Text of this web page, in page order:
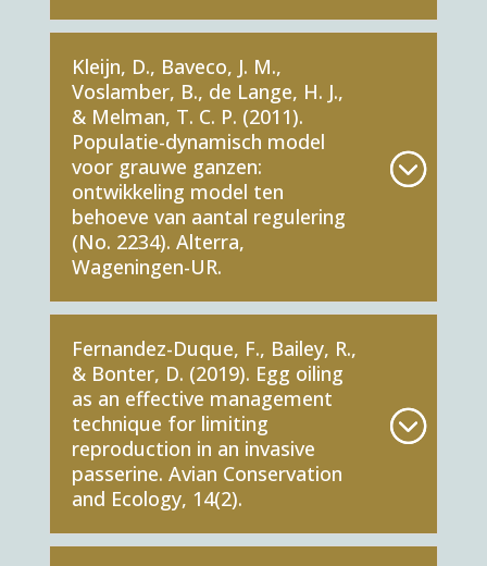
Kleijn, D., Baveco, J. M.,
Voslamber, B., de Lange, H. J.,
& Melman, T. C. P. (2011).
Populatie-dynamisch model
voor grauwe ganzen:
ontwikkeling model ten
behoeve van aantal regulering
(No. 2234). Alterra,
Wageningen-UR.
Fernandez-Duque, F., Bailey, R.,
& Bonter, D. (2019). Egg oiling
as an effective management
technique for limiting
reproduction in an invasive
passerine. Avian Conservation
and Ecology, 14(2).